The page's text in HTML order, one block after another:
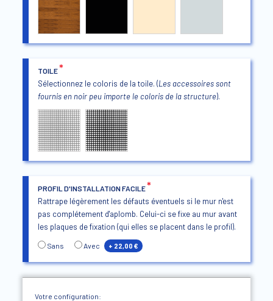
TOILE*
Sélectionnez le coloris de la toile. (Les accessoires sont
fournis en noir peu importe le coloris de la structure).
PROFIL D'INSTALLATION FACILE*
Rattrape légèrement les défauts éventuels si le mur n'est
pas complétement d'aplomb. Celui-ci se fixe au mur avant
les plaques de fixation (qui elles se placent dans le profil).
Sans Avec + 22,00 €
Votre configuration: